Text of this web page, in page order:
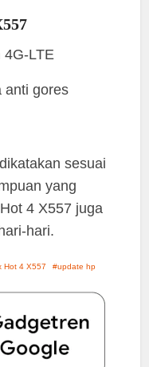
4G-LTE
anti gores
sesuai
yang
4 X557 juga
hari.
Hot 4 X557 update hp